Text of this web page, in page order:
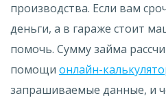
производства. Если вам
деньги, а в гараже стоит
помочь. Сумму займа
помощи онлайн-
запрашиваемые данные, и